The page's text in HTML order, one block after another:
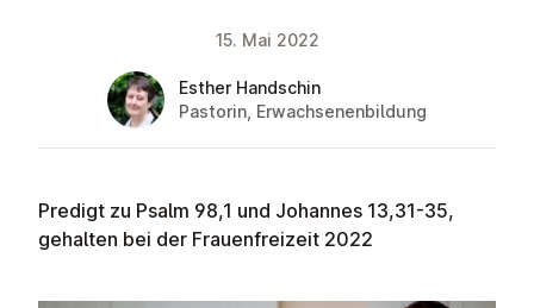
15. Mai 2022
Esther Handschin
Pastorin, Erwachsenenbildung
Predigt zu Psalm 98,1 und Johannes 13,31-35,
gehalten bei der Frauenfreizeit 2022